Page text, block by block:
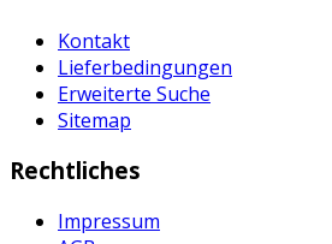
Kontakt
Lieferbedingungen
Erweiterte Suche
Sitemap
Rechtliches
Impressum